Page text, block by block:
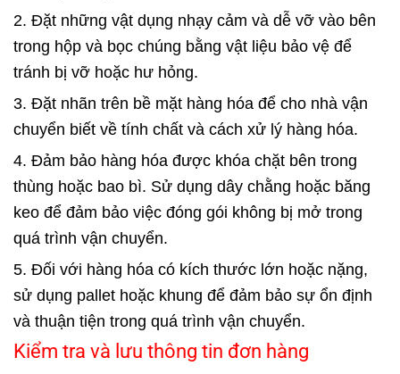
2. Đặt những vật dụng nhạy cảm và dễ vỡ vào bên
trong hộp và bọc chúng bằng vật liệu bảo vệ để
tránh bị vỡ hoặc hư hỏng.
3. Đặt nhãn trên bề mặt hàng hóa để cho nhà vận
chuyển biết về tính chất và cách xử lý hàng hóa.
4. Đảm bảo hàng hóa được khóa chặt bên trong
thùng hoặc bao bì. Sử dụng dây chằng hoặc băng
keo để đảm bảo việc đóng gói không bị mở trong
quá trình vận chuyển.
5. Đối với hàng hóa có kích thước lớn hoặc nặng,
sử dụng pallet hoặc khung để đảm bảo sự ổn định
và thuận tiện trong quá trình vận chuyển.
Kiểm tra và lưu thông tin đơn hàng